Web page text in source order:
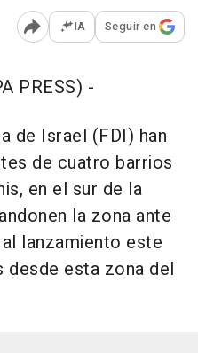
Abrir opciones para
IA Seguir en
PRESS) -
de Israel (FDI) han
de cuatro barrios
en el sur de la
la zona ante
lanzamiento este
esta zona del